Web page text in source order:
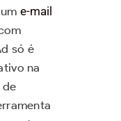
e-mail
só é
na
de